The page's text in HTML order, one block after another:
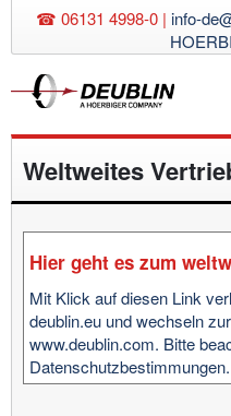
☎ 06131 4998-0 | info-
Weltweites
Hier geht es zum
Mit Klick auf diesen Link
deublin.eu und wechseln
www.deublin.com. Bitte
Datenschutzbestimmungen.